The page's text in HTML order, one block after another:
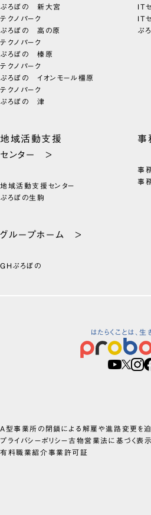
ぷろぼの 新大宮
テクノパーク
ぷろぼの 高の原
テクノパーク
ぷろぼの 榛原
テクノパーク
ぷろぼの イオンモール橿原
テクノパーク
ぷろぼの 津
IT
IT
ぷ
地域活動支援
センター >
地域活動支援センター
ぷろぼの生駒
事
事
グループホーム >
GHぷろぼの
はたらくことは、生
A型事業所の閉鎖による解雇や進路変更を
プライバシーポリシー古物営業法に基づく表示
有料職業紹介事業許可証